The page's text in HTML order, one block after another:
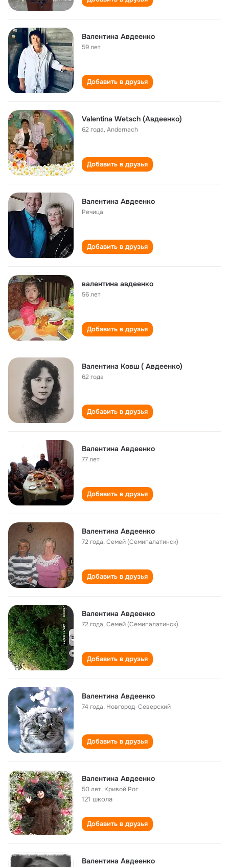
Валентина Авдеенко
59 лет
Добавить в друзья
Valentina Wetsch (Авдеенко)
62 года,Andernach
Добавить в друзья
Валентина Авдеенко
Речица
Добавить в друзья
валентина авдеенко
56 лет
Добавить в друзья
Валентина Ковш ( Авдеенко)
62 года
Добавить в друзья
Валентина Авдеенко
77 лет
Добавить в друзья
Валентина Авдеенко
72 года,Семей (Семипалатинск)
Добавить в друзья
Валентина Авдеенко
72 года,Семей (Семипалатинск)
Добавить в друзья
Валентина Авдеенко
74 года, Новгород-Северский
Добавить в друзья
Валентина Авдеенко
50 лет, Кривой Рог
121 школа
Добавить в друзья
Валентина Авдеенко